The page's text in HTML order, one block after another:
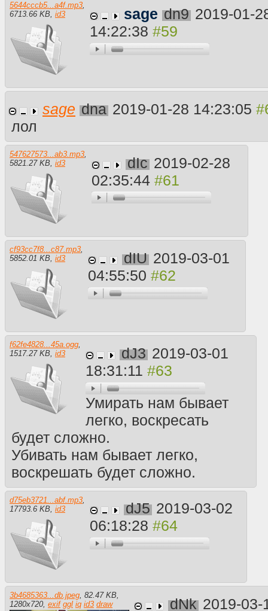
5644cccb5...a4f.mp3,
6713.66 KB, id3 sage dn9 2019-01-
14:22:38
sage dna 2019-01-28 14:23:05
лол
547627573...ab3.mp3
5821.27 KB id3 dIc 2019-02-28
02:35:44
cf93cc7f8...c87.mp3,
5852.01 KB, id3 dIU 2019-03-01
04:55:50
f62fe4828...45a.ogg,
1517.27 KB, id3 dJ3 2019-03-01
18:31:11
Умирать нам бывает
легко, воскресать
будет сложно.
Убивать нам бывает легко,
воскрешать будет сложно.
d75eb3721...abf.mp3
17793.6 KB id3 dJ5 2019-03-02
06:18:28
3b4685363...db.jpeg 82.47 KB
1280x720 exif ggl iq id3 draw dNk 2019-03-